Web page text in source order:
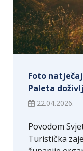
Foto
Paleta
22.04.2026.
Povodom
Turistička